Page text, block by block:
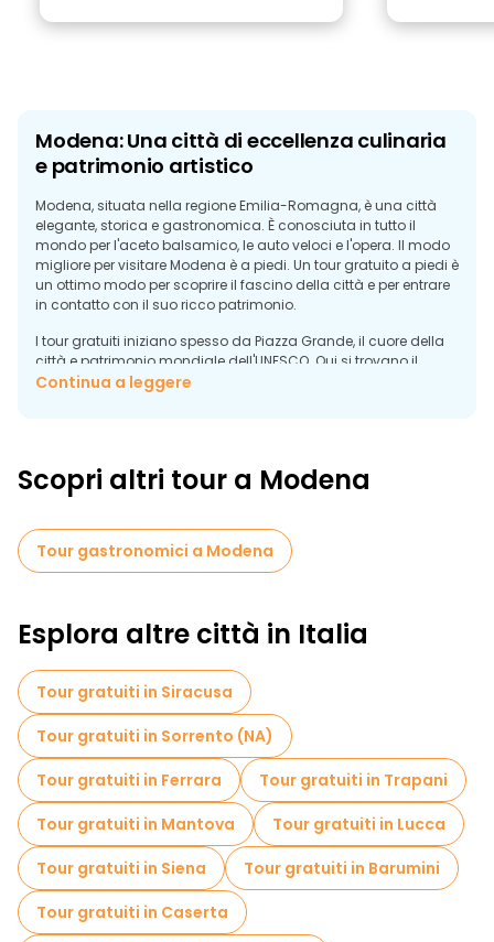
Modena: Una città di eccellenza culinaria
e patrimonio artistico
Modena, situata nella regione Emilia-Romagna, è una città
elegante, storica e gastronomica. È conosciuta in tutto il
mondo per l'aceto balsamico, le auto veloci e l'opera. Il modo
migliore per visitare Modena è a piedi. Un tour gratuito a piedi è
un ottimo modo per scoprire il fascino della città e per entrare
in contatto con il suo ricco patrimonio.
I tour gratuiti iniziano spesso da Piazza Grande, il cuore della
città e patrimonio mondiale dell'UNESCO. Qui si trovano il
magnifico Duomo di Modena e la Torre della Ghirlandina,
Passeggiando per il centro storico, vedrete eleganti portici,
piazze colorate e mercati vivaci. Molti tour includono il Mercato
di prodotti freschi e specialità regionali.
Il tour può anche evidenziare il legame di Modena con marchi
miscela di storia, cibo e innovazione, Modena offre
un'esperienza diversificata che si rivolge a tutti i tipi di
viaggiatori.
Continua a leggere
Scopri altri tour a Modena
Tour gastronomici a Modena
Esplora altre città in Italia
Tour gratuiti in Siracusa
Tour gratuiti in Sorrento (NA)
Tour gratuiti in Ferrara
Tour gratuiti in Trapani
Tour gratuiti in Mantova
Tour gratuiti in Lucca
Tour gratuiti in Siena
Tour gratuiti in Barumini
Tour gratuiti in Caserta